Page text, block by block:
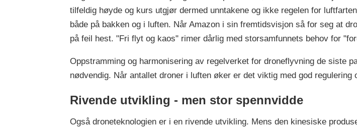
tilfeldig høyde og kurs utgjør dermed unntakene og ikke regelen for
både på bakken og i luften. Når Amazon i sin fremtidsvisjon så for seg at
på feil hest. "Fri flyt og kaos" rimer dårlig med storsamfunnets behov for
Oppstramming og harmonisering av regelverket for droneflyvning de siste
nødvendig. Når antallet droner i luften øker er det viktig med god
Rivende utvikling - men stor spennvidde
Også droneteknologien er i en rivende utvikling. Mens den kinesiske